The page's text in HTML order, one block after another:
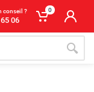
conseil ?
06
0